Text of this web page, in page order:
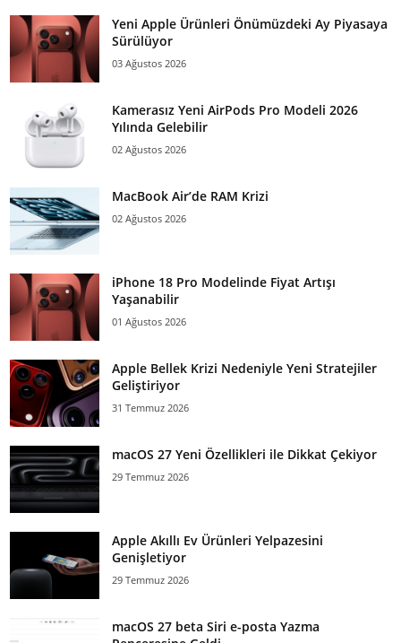
Yeni Apple Ürünleri Önümüzdeki Ay Piyasaya
Sürülüyor
03 Ağustos 2026
Kamerasız Yeni AirPods Pro Modeli 2026
Yılında Gelebilir
02 Ağustos 2026
MacBook Air’de RAM Krizi
02 Ağustos 2026
iPhone 18 Pro Modelinde Fiyat Artışı
Yaşanabilir
01 Ağustos 2026
Apple Bellek Krizi Nedeniyle Yeni Stratejiler
Geliştiriyor
31 Temmuz 2026
macOS 27 Yeni Özellikleri ile Dikkat Çekiyor
29 Temmuz 2026
Apple Akıllı Ev Ürünleri Yelpazesini
Genişletiyor
29 Temmuz 2026
macOS 27 beta Siri e-posta Yazma